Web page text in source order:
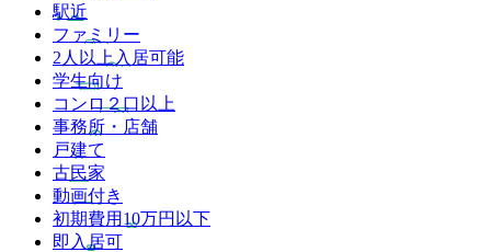
駅近
ファミリー
2人以上入居可能
学生向け
コンロ２口以上
事務所・店舗
戸建て
古民家
動画付き
初期費用10万円以下
即入居可